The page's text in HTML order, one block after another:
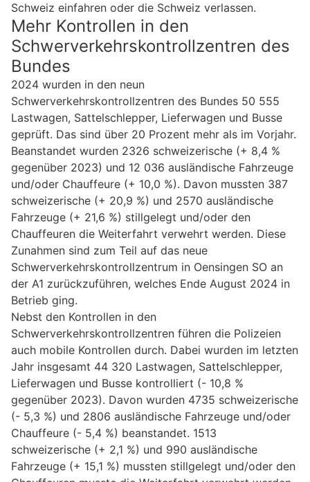
Schweiz einfahren oder die Schweiz verlassen.
Mehr Kontrollen in den
Schwerverkehrskontrollzentren des
Bundes
2024 wurden in den neun
Schwerverkehrskontrollzentren des Bundes 50 555
Lastwagen, Sattelschlepper, Lieferwagen und Busse
geprüft. Das sind über 20 Prozent mehr als im Vorjahr.
Beanstandet wurden 2326 schweizerische (+ 8,4 %
gegenüber 2023) und 12 036 ausländische Fahrzeuge
und/oder Chauffeure (+ 10,0 %). Davon mussten 387
schweizerische (+ 20,9 %) und 2570 ausländische
Fahrzeuge (+ 21,6 %) stillgelegt und/oder den
Chauffeuren die Weiterfahrt verwehrt werden. Diese
Zunahmen sind zum Teil auf das neue
Schwerverkehrskontrollzentrum in Oensingen SO an
der A1 zurückzuführen, welches Ende August 2024 in
Betrieb ging.
Nebst den Kontrollen in den
Schwerverkehrskontrollzentren führen die Polizeien
auch mobile Kontrollen durch. Dabei wurden im letzten
Jahr insgesamt 44 320 Lastwagen, Sattelschlepper,
Lieferwagen und Busse kontrolliert (- 10,8 %
gegenüber 2023). Davon wurden 4735 schweizerische
(- 5,3 %) und 2806 ausländische Fahrzeuge und/oder
Chauffeure (- 5,4 %) beanstandet. 1513
schweizerische (+ 2,1 %) und 990 ausländische
Fahrzeuge (+ 15,1 %) mussten stillgelegt und/oder den